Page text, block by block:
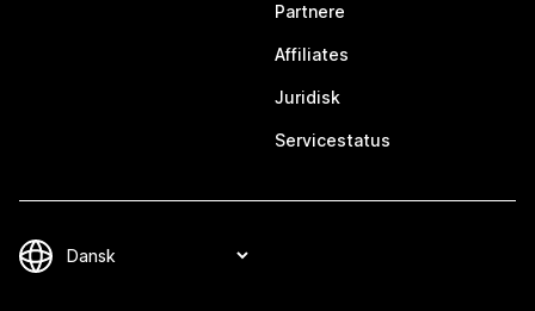
Partnere
Affiliates
Juridisk
Servicestatus